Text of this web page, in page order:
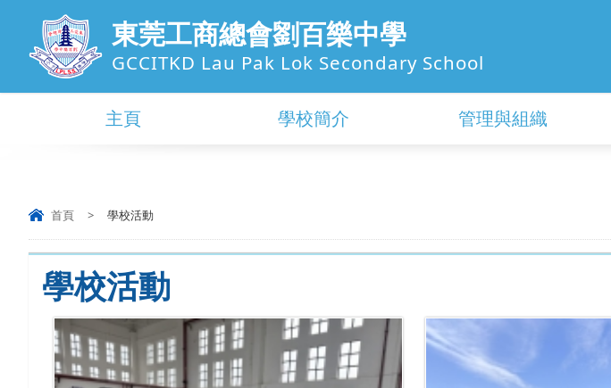
東莞工商總會劉百樂中學
GCCITKD Lau Pak Lok Secondary School
主頁 學校簡介 管理與組織
首頁 > 學校活動
學校活動